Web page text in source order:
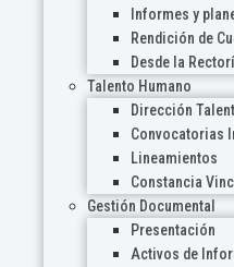
Informes y
Rendición de
Desde la
Talento Humano
Dirección
Convocatorias
Lineamientos
Constancia
Gestión Documental
Presentación
Activos de